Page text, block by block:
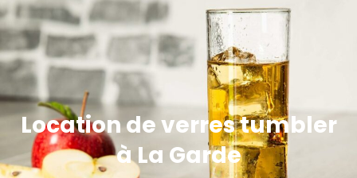
Location de verres tumbler
à La Garde